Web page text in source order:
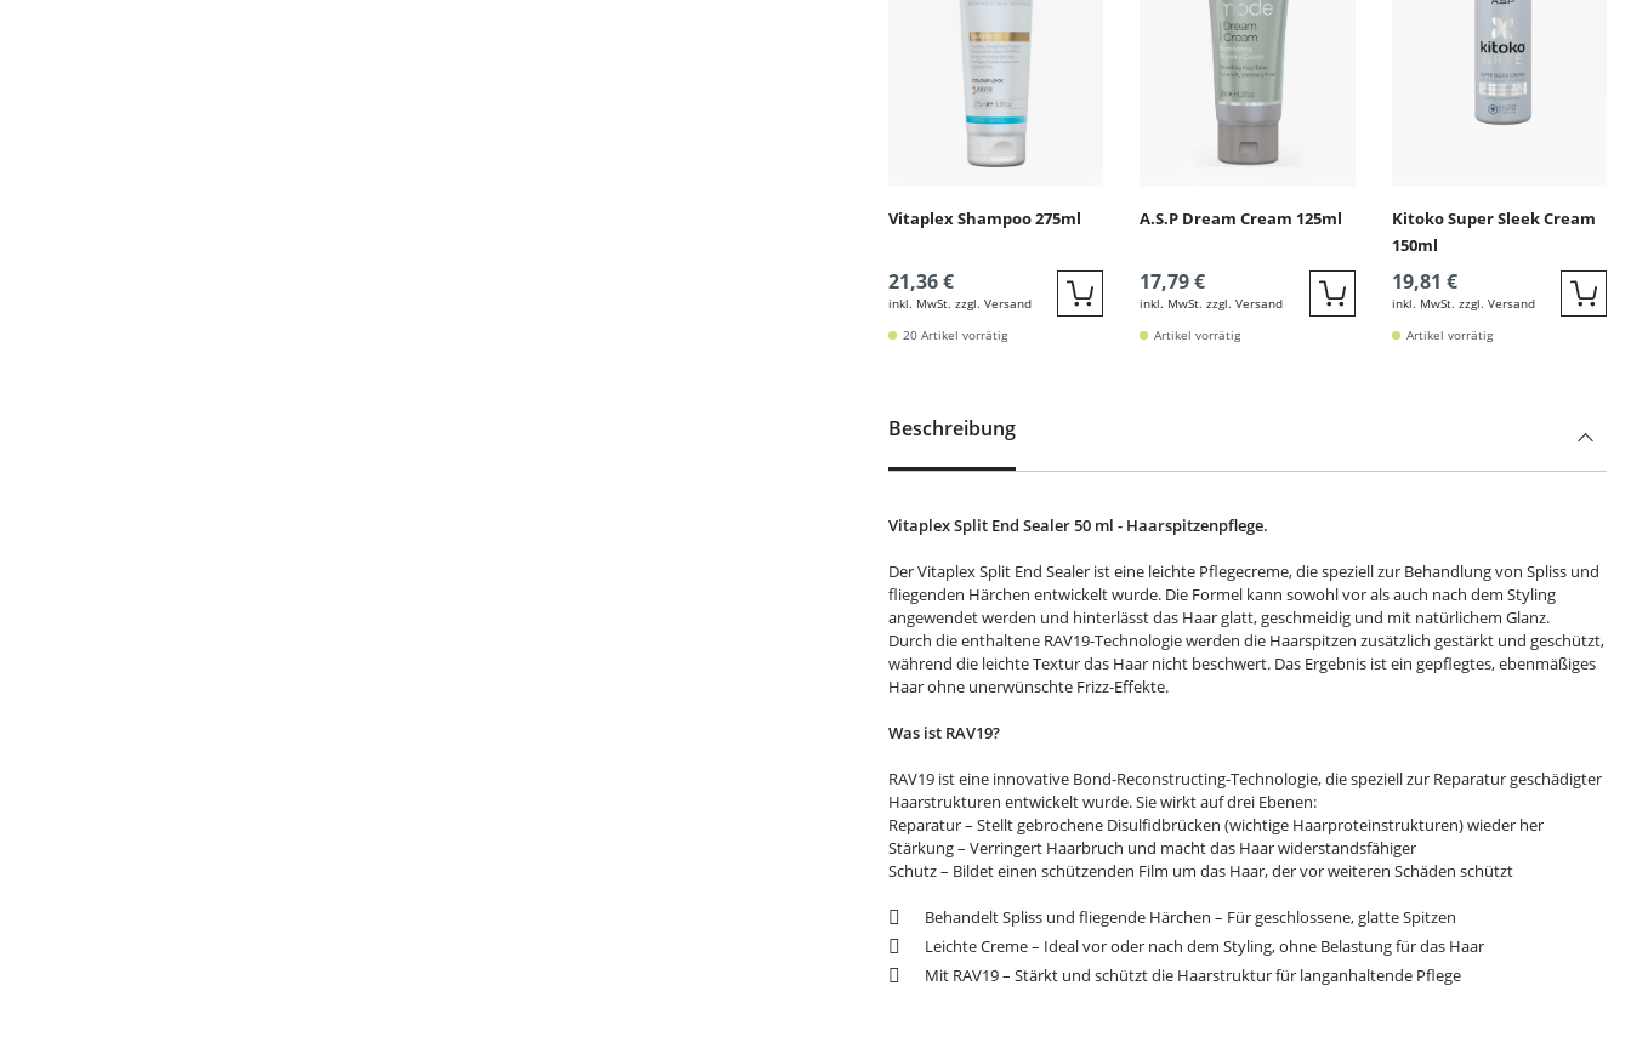
Vitaplex Shampoo 275ml
21,36 €
inkl. MwSt. zzgl. Versand Quickbuy
20 Artikel vorrätig
A.S.P Dream Cream 125ml
17,79 €
inkl. MwSt. zzgl. Versand Quickbuy
Artikel vorrätig
Kitoko Super Sleek Cream
150ml
19,81 €
inkl. MwSt. zzgl. Versand
Artikel vorrätig
Beschreibung
Vitaplex Split End Sealer 50 ml - Haarspitzenpflege.
Der Vitaplex Split End Sealer ist eine leichte Pflegecreme, die speziell zur Behandlung von Spliss und
fliegenden Härchen entwickelt wurde. Die Formel kann sowohl vor als auch nach dem Styling
angewendet werden und hinterlässt das Haar glatt, geschmeidig und mit natürlichem Glanz.
Durch die enthaltene RAV19-Technologie werden die Haarspitzen zusätzlich gestärkt und geschützt,
während die leichte Textur das Haar nicht beschwert. Das Ergebnis ist ein gepflegtes, ebenmäßiges
Haar ohne unerwünschte Frizz-Effekte.
Was ist RAV19?
RAV19 ist eine innovative Bond-Reconstructing-Technologie, die speziell zur Reparatur geschädigter
Haarstrukturen entwickelt wurde. Sie wirkt auf drei Ebenen:
Reparatur – Stellt gebrochene Disulfidbrücken (wichtige Haarproteinstrukturen) wieder her
Stärkung – Verringert Haarbruch und macht das Haar widerstandsfähiger
Schutz – Bildet einen schützenden Film um das Haar, der vor weiteren Schäden schützt
Behandelt Spliss und fliegende Härchen – Für geschlossene, glatte Spitzen
Leichte Creme – Ideal vor oder nach dem Styling, ohne Belastung für das Haar
Mit RAV19 – Stärkt und schützt die Haarstruktur für langanhaltende Pflege